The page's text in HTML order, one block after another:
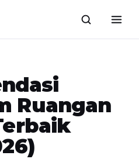
Ruangan